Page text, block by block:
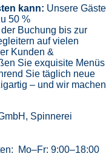
kann: Unsere Gäste
50 %
Buchung bis zur
auf vielen
Kunden &
Sie exquisite Menüs
Sie täglich neue
– und wir machen
Spinnerei
Mo–Fr: 9:00–18:00